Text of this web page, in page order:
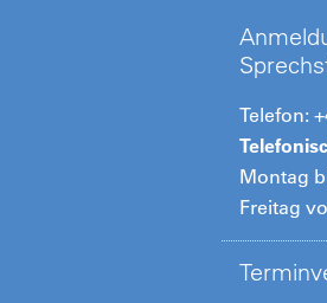
Telefon:
Montag
Freitag